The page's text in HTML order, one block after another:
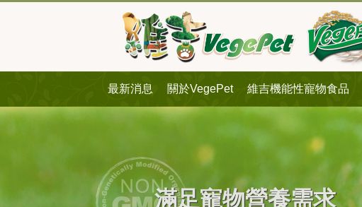
最新消息 關於VegePet 維吉機能性寵物食品
滿足寵物營養需求